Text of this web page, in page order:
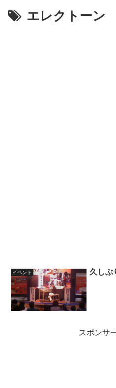
エレクトーン
イベント 久しぶ
スポンサ